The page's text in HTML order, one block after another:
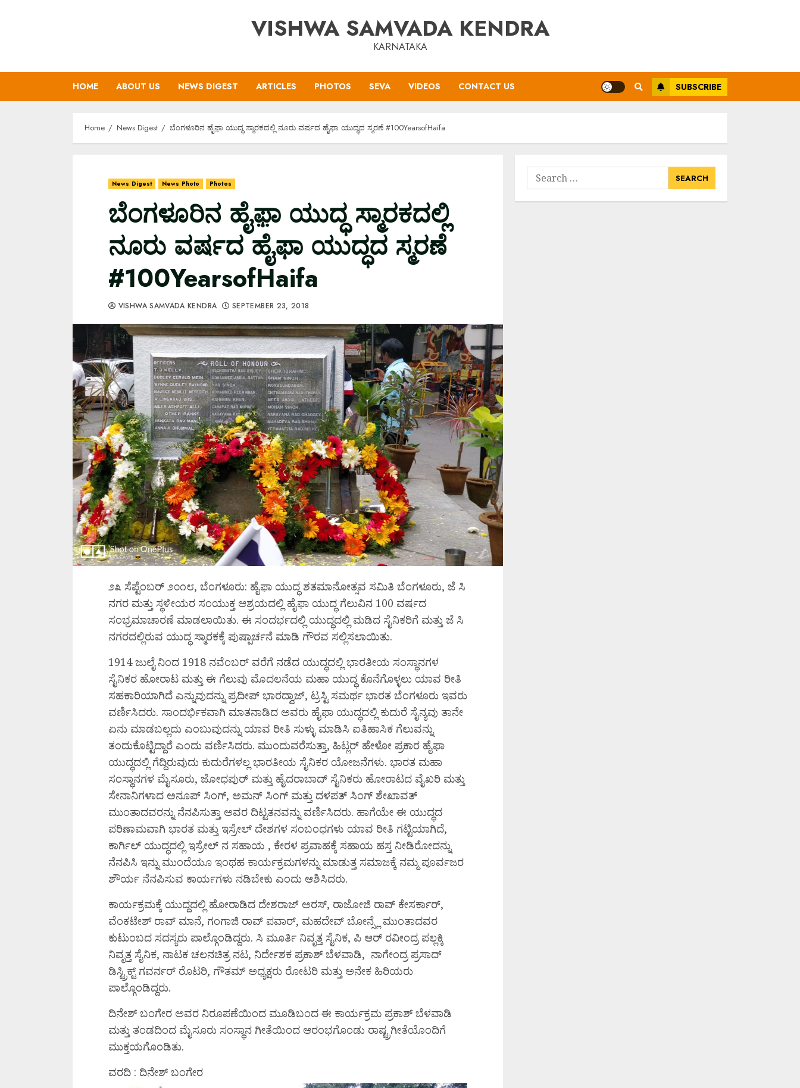
VISHWA SAMVADA KENDRA
KARNATAKA
HOME ABOUT US NEWS DIGEST ARTICLES PHOTOS SEVA VIDEOS CONTACT US SUBSCRIBE
Home News Digest ಬೆಂಗಳೂರಿನ ಹೈಫ಼ಾ ಯುದ್ಧ ಸ್ಮಾರಕದಲ್ಲಿ ನೂರು ವರ್ಷದ ಹೈಫಾ ಯುದ್ಧದ ಸ್ಮರಣೆ #100YearsofHaifa
News Digest News Photo Photos
ಬೆಂಗಳೂರಿನ ಹೈಫ಼ಾ ಯುದ್ಧ ಸ್ಮಾರಕದಲ್ಲಿ
ನೂರು ವರ್ಷದ ಹೈಫಾ ಯುದ್ಧದ ಸ್ಮರಣೆ
#100YearsofHaifa
VISHWA SAMVADA KENDRA SEPTEMBER 23, 2018
೨೩ ಸೆಪ್ಟೆಂಬರ್ ೨೦೧೮, ಬೆಂಗಳೂರು: ಹೈಫಾ ಯುದ್ಧ ಶತಮಾನೋತ್ಸವ ಸಮಿತಿ ಬೆಂಗಳೂರು, ಜೆ ಸಿ
ನಗರ ಮತ್ತು ಸ್ಥಳೀಯರ ಸಂಯುಕ್ತ ಆಶ್ರಯದಲ್ಲಿ ಹೈಫಾ ಯುದ್ಧ ಗೆಲುವಿನ 100 ವರ್ಷದ
ಸಂಭ್ರಮಾಚಾರಣೆ ಮಾಡಲಾಯಿತು. ಈ ಸಂದರ್ಭದಲ್ಲಿ ಯುದ್ಧದಲ್ಲಿ ಮಡಿದ ಸೈನಿಕರಿಗೆ ಮತ್ತು ಜೆ ಸಿ
ನಗರದಲ್ಲಿರುವ ಯುದ್ಧ ಸ್ಮಾರಕಕ್ಕೆ ಪುಷ್ಪಾರ್ಚನೆ ಮಾಡಿ ಗೌರವ ಸಲ್ಲಿಸಲಾಯಿತು.
1914 ಜುಲೈ ನಿಂದ 1918 ನವೆಂಬರ್ ವರೆಗೆ ನಡೆದ ಯುದ್ಧದಲ್ಲಿ ಭಾರತೀಯ ಸಂಸ್ಥಾನಗಳ
ಸೈನಿಕರ ಹೋರಾಟ ಮತ್ತು ಈ ಗೆಲುವು ಮೊದಲನೆಯ ಮಹಾ ಯುದ್ಧ ಕೊನೆಗೊಳ್ಳಲು ಯಾವ ರೀತಿ
ಸಹಕಾರಿಯಾಗಿದೆ ಎನ್ನುವುದನ್ನು ಪ್ರದೀಪ್ ಭಾರದ್ವಾಜ್, ಟ್ರಸ್ಟಿ ಸಮರ್ಥ ಭಾರತ ಬೆಂಗಳೂರು ಇವರು
ವರ್ಣಿಸಿದರು. ಸಾಂದರ್ಭಿಕವಾಗಿ ಮಾತನಾಡಿದ ಅವರು ಹೈಫಾ ಯುದ್ಧದಲ್ಲಿ ಕುದುರೆ ಸೈನ್ಯವು ತಾನೇ
ಏನು ಮಾಡಬಲ್ಲದು ಎಂಬುವುದನ್ನು ಯಾವ ರೀತಿ ಸುಳ್ಳು ಮಾಡಿಸಿ ಐತಿಹಾಸಿಕ ಗೆಲುವನ್ನು
ತಂದುಕೊಟ್ಟಿದ್ದಾರೆ ಎಂದು ವರ್ಣಿಸಿದರು. ಮುಂದುವರೆಸುತ್ತಾ, ಹಿಟ್ಲರ್ ಹೇಳೋ ಪ್ರಕಾರ ಹೈಫಾ
ಯುದ್ಧದಲ್ಲಿ ಗೆದ್ದಿರುವುದು ಕುದುರೆಗಳಲ್ಲ ಭಾರತೀಯ ಸೈನಿಕರ ಯೋಜನೆಗಳು. ಭಾರತ ಮಹಾ
ಸಂಸ್ಥಾನಗಳ ಮೈಸೂರು, ಜೋಧಪುರ್ ಮತ್ತು ಹೈದರಾಬಾದ್ ಸೈನಿಕರು ಹೋರಾಟದ ವೈಖರಿ ಮತ್ತು
ಸೇನಾನಿಗಳಾದ ಅನೂಪ್ ಸಿಂಗ್, ಅಮನ್ ಸಿಂಗ್ ಮತ್ತು ದಳಪತ್ ಸಿಂಗ್ ಶೇಖಾವತ್
ಮುಂತಾದವರನ್ನು ನೆನಪಿಸುತ್ತಾ ಅವರ ದಿಟ್ಟತನವನ್ನು ವರ್ಣಿಸಿದರು. ಹಾಗೆಯೇ ಈ ಯುದ್ಧದ
ಪರಿಣಾಮವಾಗಿ ಭಾರತ ಮತ್ತು ಇಸ್ರೇಲ್ ದೇಶಗಳ ಸಂಬಂಧಗಳು ಯಾವ ರೀತಿ ಗಟ್ಟಿಯಾಗಿದೆ,
ಕಾರ್ಗಿಲ್ ಯುದ್ಧದಲ್ಲಿ ಇಸ್ರೇಲ್ ನ ಸಹಾಯ , ಕೇರಳ ಪ್ರವಾಹಕ್ಕೆ ಸಹಾಯ ಹಸ್ತ ನೀಡಿರೋದನ್ನು
ನೆನಪಿಸಿ ಇನ್ನು ಮುಂದೆಯೂ ಇಂಥಹ ಕಾರ್ಯಕ್ರಮಗಳನ್ನು ಮಾಡುತ್ತ ಸಮಾಜಕ್ಕೆ ನಮ್ಮ ಪೂರ್ವಜರ
ಶೌರ್ಯ ನೆನಪಿಸುವ ಕಾರ್ಯಗಳು ನಡಿಬೇಕು ಎಂದು ಆಶಿಸಿದರು.
ಕಾರ್ಯಕ್ರಮಕ್ಕೆ ಯುದ್ದದಲ್ಲಿ ಹೋರಾಡಿದ ದೇಶರಾಜ್ ಅರಸ್, ರಾಜೋಜಿ ರಾವ್ ಕೇಸರ್ಕಾರ್,
ವೆಂಕಟೇಶ್ ರಾವ್ ಮಾನೆ, ಗಂಗಾಜಿ ರಾವ್ ಪವಾರ್, ಮಹದೇವ್ ಬೋನ್ಸ್ಲೆ ಮುಂತಾದವರ
ಕುಟುಂಬದ ಸದಸ್ಯರು ಪಾಲ್ಗೊಂಡಿದ್ದರು. ಸಿ ಮೂರ್ತಿ ನಿವೃತ್ತ ಸೈನಿಕ, ಪಿ ಆರ್ ರವೀಂದ್ರ ಪಲ್ಲಕ್ಕಿ
ನಿವೃತ್ತ ಸೈನಿಕ, ನಾಟಕ ಚಲನಚಿತ್ರ ನಟ, ನಿರ್ದೇಶಕ ಪ್ರಕಾಶ್ ಬೆಳವಾಡಿ, ನಾಗೇಂದ್ರ ಪ್ರಸಾದ್
ಡಿಸ್ಟ್ರಿಕ್ಟ್ ಗವರ್ನರ್ ರೊಟರಿ, ಗೌತಮ್ ಅಧ್ಯಕ್ಷರು ರೋಟರಿ ಮತ್ತು ಅನೇಕ ಹಿರಿಯರು
ಪಾಲ್ಗೊಂಡಿದ್ದರು.
ದಿನೇಶ್ ಬಂಗೇರ ಅವರ ನಿರೂಪಣೆಯಿಂದ ಮೂಡಿಬಂದ ಈ ಕಾರ್ಯಕ್ರಮ ಪ್ರಕಾಶ್ ಬೆಳವಾಡಿ
ಮತ್ತು ತಂಡದಿಂದ ಮೈಸೂರು ಸಂಸ್ಥಾನ ಗೀತೆಯಿಂದ ಆರಂಭಗೊಂಡು ರಾಷ್ಟ್ರಗೀತೆಯೊಂದಿಗೆ
ಮುಕ್ತಯಗೊಂಡಿತು.
ವರದಿ : ದಿನೇಶ್ ಬಂಗೇರ
Search
for: